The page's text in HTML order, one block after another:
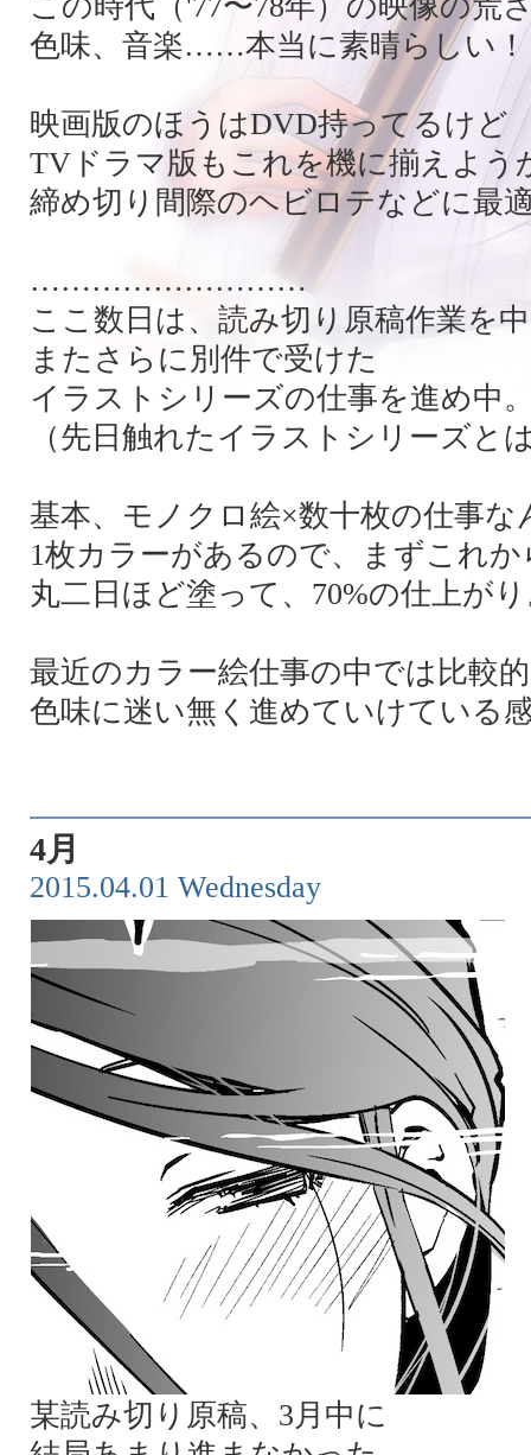
色味、音楽……本当に素晴らしい！
映画版のほうはDVD持ってるけど
TVドラマ版もこれを機に揃えよう
締め切り間際のヘビロテなどに最
………………………
ここ数日は、読み切り原稿作業を
またさらに別件で受けた
イラストシリーズの仕事を進め中
（先日触れたイラストシリーズと
基本、モノクロ絵×数十枚の仕事な
1枚カラーがあるので、まずこれか
丸二日ほど塗って、70%の仕上が
最近のカラー絵仕事の中では比較的
色味に迷い無く進めていけている
4月
2015.04.01 Wednesday
某読み切り原稿、3月中に